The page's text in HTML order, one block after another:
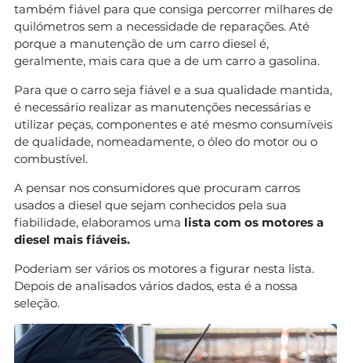
também fiável para que consiga percorrer milhares de
quilómetros sem a necessidade de reparações. Até
porque a manutenção de um carro diesel é,
geralmente, mais cara que a de um carro a gasolina.
Para que o carro seja fiável e a sua qualidade mantida,
é necessário realizar as manutenções necessárias e
utilizar peças, componentes e até mesmo consumíveis
de qualidade, nomeadamente, o óleo do motor ou o
combustível.
A pensar nos consumidores que procuram carros
usados a diesel que sejam conhecidos pela sua
fiabilidade, elaboramos uma lista com os motores a
diesel mais fiáveis.
Poderiam ser vários os motores a figurar nesta lista.
Depois de analisados vários dados, esta é a nossa
seleção.